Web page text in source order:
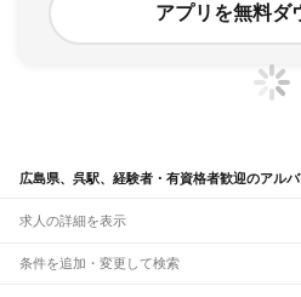
アプリを無料ダ
広島県、呉駅、経験者・有資格者歓迎のアル
求人の詳細を表示
条件を追加・変更して検索